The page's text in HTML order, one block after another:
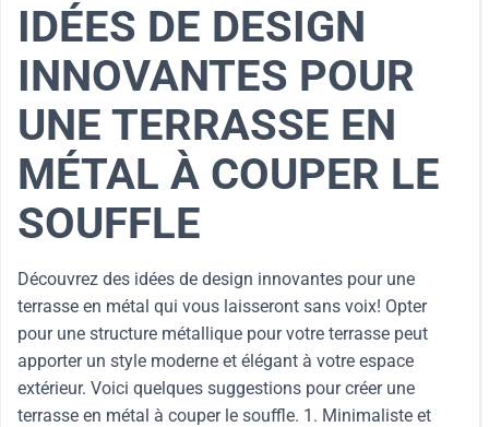
IDÉES DE DESIGN
INNOVANTES POUR
UNE TERRASSE EN
MÉTAL À COUPER LE
SOUFFLE
Découvrez des idées de design innovantes pour une
terrasse en métal qui vous laisseront sans voix! Opter
pour une structure métallique pour votre terrasse peut
apporter un style moderne et élégant à votre espace
extérieur. Voici quelques suggestions pour créer une
terrasse en métal à couper le souffle. 1. Minimaliste et